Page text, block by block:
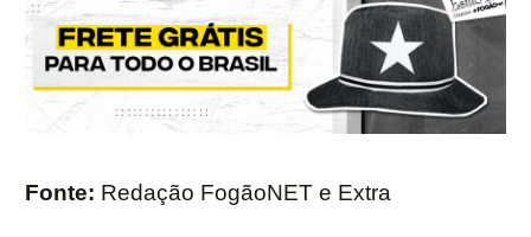
Fonte: Redação FogãoNET e Extra